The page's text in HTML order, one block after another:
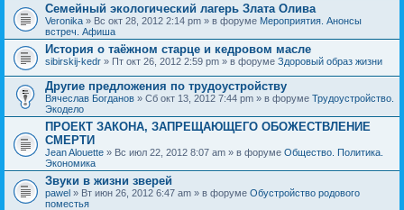
Семейный экологический лагерь Злата Олива
Veronika » Вс окт 28, 2012 2:14 pm » в форуме Мероприятия. Анонсы
встреч. Афиша
История о таёжном старце и кедровом масле
sibirskij-kedr » Пт окт 26, 2012 2:59 pm » в форуме Здоровый образ жизни
Другие предложения по трудоустройству
Вячеслав Богданов » Сб окт 13, 2012 7:44 pm » в форуме Трудоустройство.
Экодело
ПРОЕКТ ЗАКОНА, ЗАПРЕЩАЮЩЕГО ОБОЖЕСТВЛЕНИЕ
СМЕРТИ
Jean Alouette » Вс июл 22, 2012 8:07 am » в форуме Общество. Политика.
Экономика
Звуки в жизни зверей
pawel » Вт июн 26, 2012 6:47 am » в форуме Обустройство родового
поместья